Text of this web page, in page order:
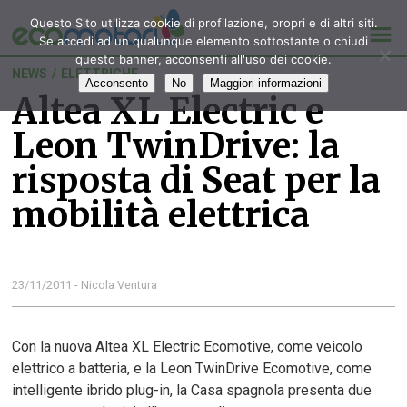
NEWS / ELETTRICHE
Altea XL Electric e
Leon TwinDrive: la
risposta di Seat per la
mobilità elettrica
23/11/2011 - Nicola Ventura
Con la nuova Altea XL Electric Ecomotive, come veicolo
elettrico a batteria, e la Leon TwinDrive Ecomotive, come
intelligente ibrido plug-in, la Casa spagnola presenta due
Questo Sito utilizza cookie di profilazione, propri e di altri siti.
Se accedi ad un qualunque elemento sottostante o chiudi
questo banner, acconsenti all'uso dei cookie.
Acconsento No Maggiori informazioni